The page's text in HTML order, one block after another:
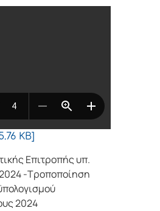
KB]
Επιτροπής υπ.
-Τροποποίηση
2024